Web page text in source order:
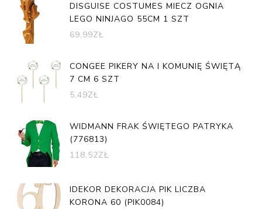
DISGUISE COSTUMES MIECZ OGNIA
LEGO NINJAGO 55CM 1 SZT
69,99ZŁ
CONGEE PIKERY NA I KOMUNIĘ ŚWIĘTĄ
7 CM 6 SZT
5,49ZŁ
WIDMANN FRAK ŚWIĘTEGO PATRYKA
(776813)
118,52ZŁ
IDEKOR DEKORACJA PIK LICZBA
KORONA 60 (PIK0084)